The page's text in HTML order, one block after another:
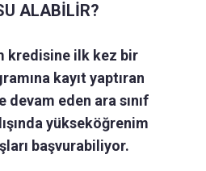
ALABİLİR?
kredisine ilk kez bir
kayıt yaptıran
eden ara sınıf
yükseköğrenim
başvurabiliyor.